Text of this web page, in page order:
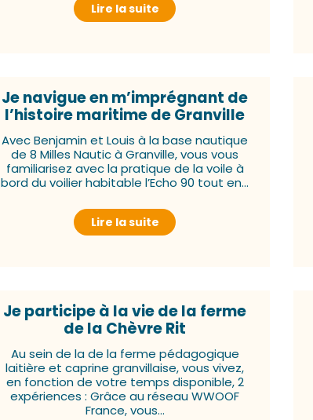
Lire la suite
Je navigue en m’imprégnant de
l’histoire maritime de Granville
Avec Benjamin et Louis à la base nautique
de 8 Milles Nautic à Granville, vous vous
familiarisez avec la pratique de la voile à
bord du voilier habitable l’Echo 90 tout en...
Lire la suite
Je participe à la vie de la ferme
de la Chèvre Rit
Au sein de la de la ferme pédagogique
laitière et caprine granvillaise, vous vivez,
en fonction de votre temps disponible, 2
expériences : Grâce au réseau WWOOF
France, vous...